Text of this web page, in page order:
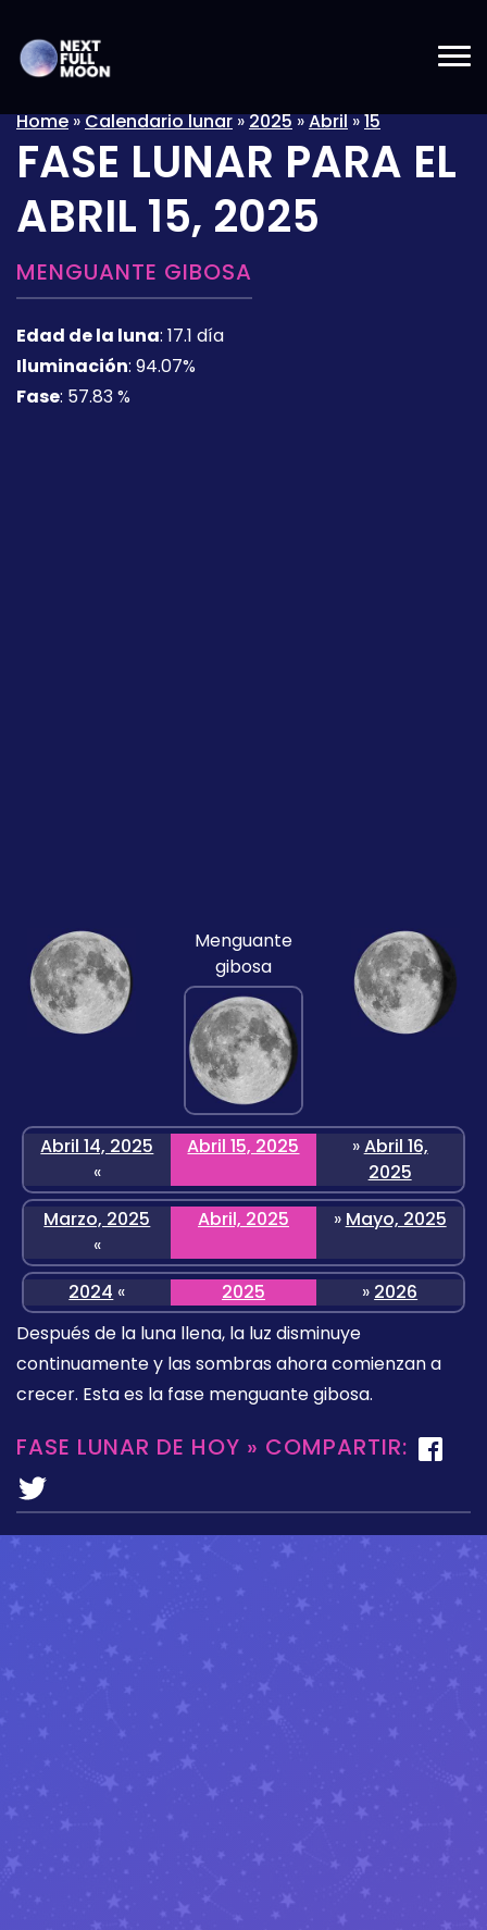
Home»Calendario lunar»2025»Abril»15
FASE LUNAR PARA EL
ABRIL 15, 2025
MENGUANTE GIBOSA
Edad de la luna: 17.1 día
Iluminación: 94.07%
Fase: 57.83 %
Menguante
gibosa
Abril 14, 2025
«
Abril 15, 2025 »Abril 16,
2025
Marzo, 2025
«
Abril, 2025 » Mayo, 2025
2024 « 2025 » 2026
Después de la luna llena, la luz disminuye
continuamente y las sombras ahora comienzan a
crecer. Esta es la fase menguante gibosa.
FASE LUNAR DE HOY » COMPARTIR: